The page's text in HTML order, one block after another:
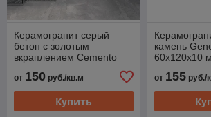
Керамогранит серый
бетон с золотым
вкраплением Cemento
Gold 600x1200x8 мягкая
полировка
от 150 руб./кв.м
Купить
камень
60x120x10
от 155руб./